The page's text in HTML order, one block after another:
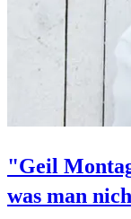
"Geil
was man